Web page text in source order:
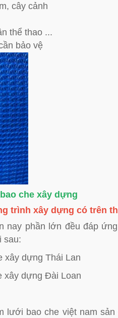
cây cảnh
thể thao ...
bảo vệ
che xây dựng
trình xây dựng có trên
nay phần lớn đều đáp
sau:
xây dựng Thái Lan
xây dựng Đài Loan
lưới bao che việt nam